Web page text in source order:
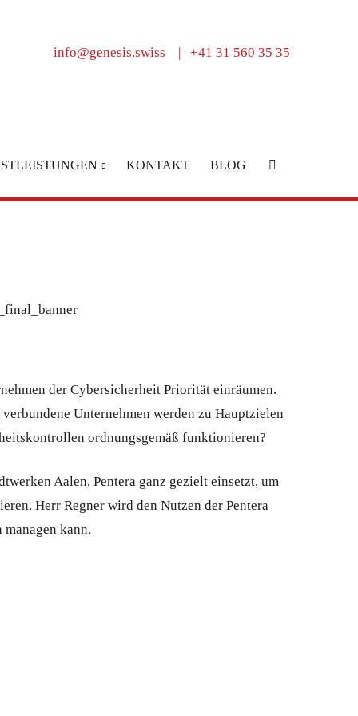
info@genesis.swiss | +41 31 560 35 35
KONTAKT BLOG
der Cybersicherheit Priorität einräumen.
Unternehmen werden zu Hauptzielen
ordnungsgemäß funktionieren?
Aalen, Pentera ganz gezielt einsetzt, um
Herr Regner wird den Nutzen der Pentera
kann.